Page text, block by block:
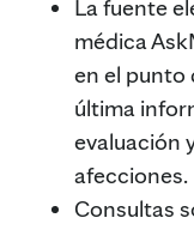
La fuente
médica
en el punto
última
evaluación
afecciones.
Consultas